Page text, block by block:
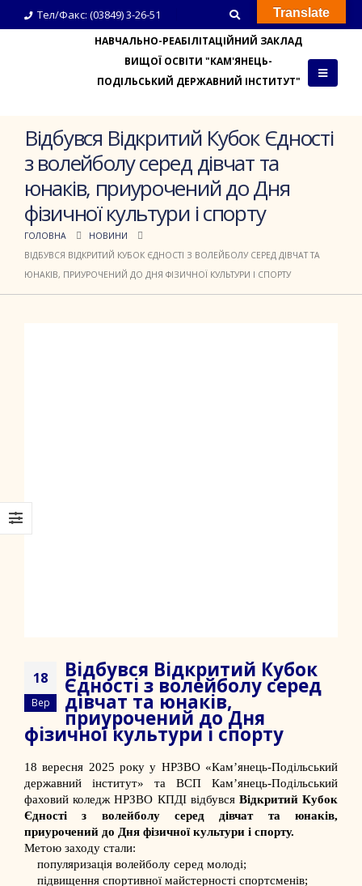
Тел/Факс: (03849) 3-26-51
НАВЧАЛЬНО-РЕАБІЛІТАЦІЙНИЙ ЗАКЛАД
ВИЩОЇ ОСВІТИ "КАМ'ЯНЕЦЬ-
ПОДІЛЬСЬКИЙ ДЕРЖАВНИЙ ІНСТИТУТ"
Відбувся Відкритий Кубок Єдності
з волейболу серед дівчат та
юнаків, приурочений до Дня
фізичної культури і спорту
ГОЛОВНА
НОВИНИ
ВІДБУВСЯ ВІДКРИТИЙ КУБОК ЄДНОСТІ З ВОЛЕЙБОЛУ СЕРЕД ДІВЧАТ ТА
ЮНАКІВ, ПРИУРОЧЕНИЙ ДО ДНЯ ФІЗИЧНОЇ КУЛЬТУРИ І СПОРТУ
18
Вер
Відбувся Відкритий Кубок
Єдності з волейболу серед
дівчат та юнаків,
приурочений до Дня
фізичної культури і спорту
18 вересня 2025 року у НРЗВО «Кам’янець-Подільський
державний інститут» та ВСП Кам’янець-Подільський
фаховий коледж НРЗВО КПДІ відбувся Відкритий Кубок
Єдності з волейболу серед дівчат та юнаків,
приурочений до Дня фізичної культури і спорту.
Метою заходу стали:
популяризація волейболу серед молоді;
підвищення спортивної майстерності спортсменів;
Translate